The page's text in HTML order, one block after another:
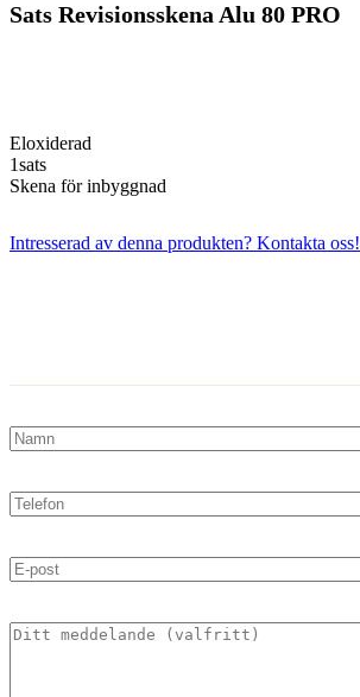
Sats Revisionsskena Alu 80 PRO
Eloxiderad
1sats
Skena för inbyggnad
Intresserad av denna produkten? Kontakta oss!